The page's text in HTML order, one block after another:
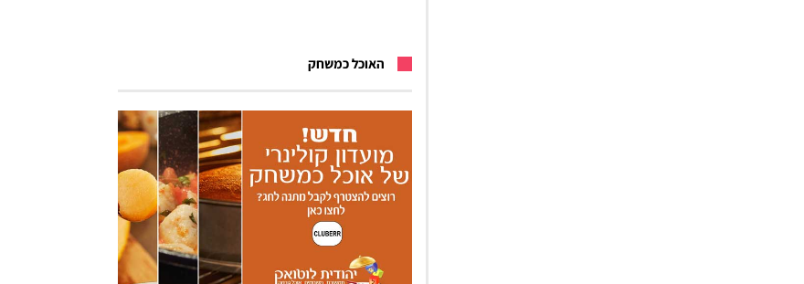
האוכל כמשחק